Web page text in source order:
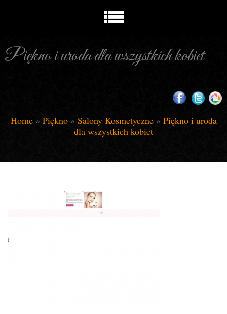
Piękno i uroda dla wszystkich kobiet
Home» Piękno» Salony Kosmetyczne» Piękno i uroda
dla wszystkich kobiet